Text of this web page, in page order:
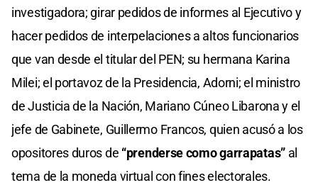
investigadora; girar pedidos de informes al Ejecutivo y
hacer pedidos de interpelaciones a altos funcionarios
que van desde el titular del PEN; su hermana Karina
Milei; el portavoz de la Presidencia, Adorni; el ministro
de Justicia de la Nación, Mariano Cúneo Libarona y el
jefe de Gabinete, Guillermo Francos, quien acusó a los
opositores duros de “prenderse como garrapatas”al
tema de la moneda virtual con fines electorales.